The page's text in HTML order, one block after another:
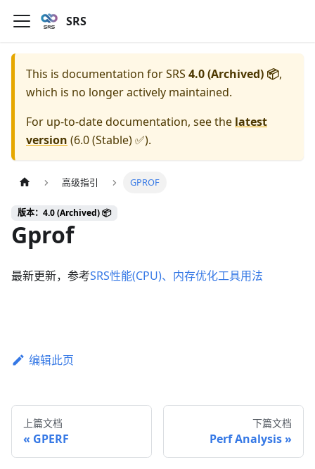
SRS
This is documentation forSRS 4.0 (Archived) 📦,
which is no longer actively maintained.
For up-to-date documentation, see the latest
version (6.0 (Stable) ✅).
高级指引 GPROF
版本：4.0 (Archived) 📦
Gprof
最新更新，参考SRS性能(CPU)、内存优化工具用法
编辑此页
上篇文档
GPERF
下篇文档
Perf Analysis